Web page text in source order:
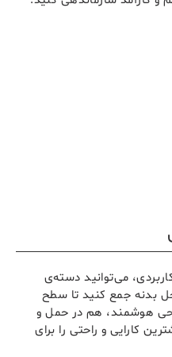
می‌توانید دسته‌ی
بدنه جمع کنید تا سطح
هوشمند، هم در حمل و
کارایی و راحتی را برای